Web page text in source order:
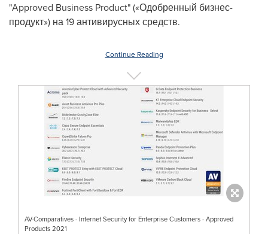
"Approved Business Product" («Одобренный бизнес-
продукт») на 19 антивирусных средств.
Continue Reading
AV-Comparatives - Internet Security for Enterprise Customers - Approved
Products 2021